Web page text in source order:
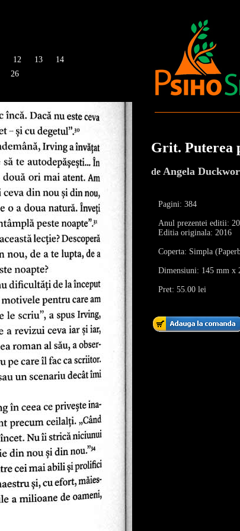
12 13
14
26
Grit. Puterea
de Angela
Pagini: 384
Anul prezentei editii:
Editia originala: 2016
Coperta: Simpla
Dimensiuni: 145 mm x
Pret: 55.00 lei